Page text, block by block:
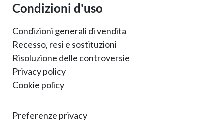
Condizioni d'uso
Condizioni generali di vendita
Recesso, resi e sostituzioni
Risoluzione delle controversie
Privacy policy
Cookie policy
Preferenze privacy